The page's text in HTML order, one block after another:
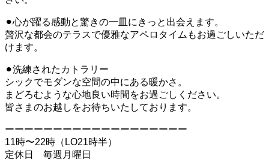
⚫︎心が躍る感動と驚きの一皿にきっと出会えます。
贅沢な都会のテラスで優雅なアペロタイムもお過ごしいただ
けます。
⚫︎洗練されたカトラリー
シックでモダンな空間の中にある暖かさ。
まどろむような心地良い時間をお過ごしください。
皆さまのお越しをお待ちいたしております。
ーーーーーーーーーーーーーーーーーーー
11時〜22時（LO21時半）
定休日 毎週月曜日